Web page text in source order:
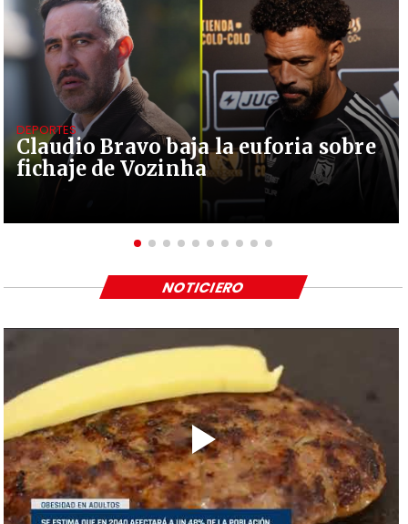
Claudio Bravo baja la euforia sobre
fichaje de Vozinha
DEPORTES
NOTICIERO